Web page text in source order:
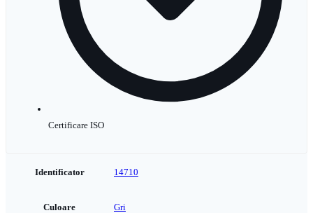
Certificare ISO
Identificator 14710
Culoare Gri